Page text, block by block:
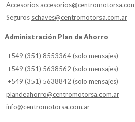
Accesorios
Seguros schaves@centromotorsa.com.ar
Administración Plan de Ahorro
+549 (351) 8553364 (solo mensajes)
+549 (351) 5638562 (solo mensajes)
+549 (351) 5638842 (solo mensajes)
plandeahorro@centromotorsa.com.ar
info@centromotorsa.com.ar